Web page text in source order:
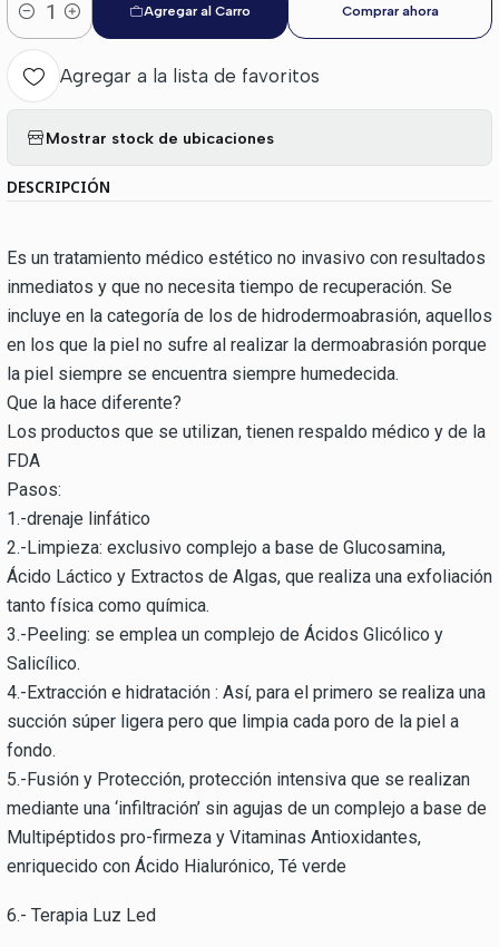
Cantidad
Agregar al Carro Comprar ahora
Agregar a la lista de favoritos
Mostrar stock de ubicaciones
DESCRIPCIÓN
Es un tratamiento médico estético no invasivo con resultados
inmediatos y que no necesita tiempo de recuperación. Se
incluye en la categoría de los de hidrodermoabrasión, aquellos
en los que la piel no sufre al realizar la dermoabrasión porque
la piel siempre se encuentra siempre humedecida.
Que la hace diferente?
Los productos que se utilizan, tienen respaldo médico y de la
FDA
Pasos:
1.-drenaje linfático
2.-Limpieza: exclusivo complejo a base de Glucosamina,
Ácido Láctico y Extractos de Algas, que realiza una exfoliación
tanto física como química.
3.-Peeling: se emplea un complejo de Ácidos Glicólico y
Salicílico.
4.-Extracción e hidratación : Así, para el primero se realiza una
succión súper ligera pero que limpia cada poro de la piel a
fondo.
5.-Fusión y Protección, protección intensiva que se realizan
mediante una ‘infiltración’ sin agujas de un complejo a base de
Multipéptidos pro-firmeza y Vitaminas Antioxidantes,
enriquecido con Ácido Hialurónico, Té verde
6.- Terapia Luz Led